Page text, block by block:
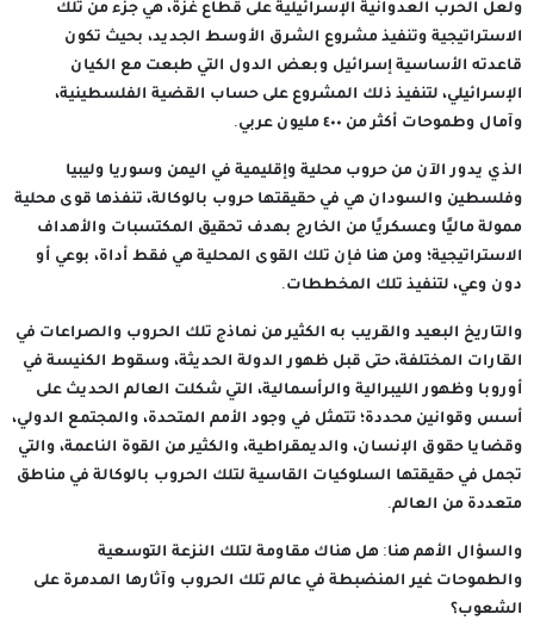
ولعل الحرب العدوانية الإسرائيلية على قطاع غزة، هي جزء من تلك
الاستراتيجية وتنفيذ مشروع الشرق الأوسط الجديد، بحيث تكون
قاعدته الأساسية إسرائيل وبعض الدول التي طبعت مع الكيان
الإسرائيلي، لتنفيذ ذلك المشروع على حساب القضية الفلسطينية،
وآمال وطموحات أكثر من ٤٠٠ مليون عربي.
الذي يدور الآن من حروب محلية وإقليمية في اليمن وسوريا وليبيا
وفلسطين والسودان هي في حقيقتها حروب بالوكالة، تنفذها قوى محلية
ممولة ماليًا وعسكريًا من الخارج بهدف تحقيق المكتسبات والأهداف
الاستراتيجية؛ ومن هنا فإن تلك القوى المحلية هي فقط أداة، بوعي أو
دون وعي، لتنفيذ تلك المخططات.
والتاريخ البعيد والقريب به الكثير من نماذج تلك الحروب والصراعات في
القارات المختلفة، حتى قبل ظهور الدولة الحديثة، وسقوط الكنيسة في
أوروبا وظهور الليبرالية والرأسمالية، التي شكلت العالم الحديث على
أسس وقوانين محددة؛ تتمثل في وجود الأمم المتحدة، والمجتمع الدولي،
وقضايا حقوق الإنسان، والديمقراطية، والكثير من القوة الناعمة، والتي
تجمل في حقيقتها السلوكيات القاسية لتلك الحروب بالوكالة في مناطق
متعددة من العالم.
والسؤال الأهم هنا: هل هناك مقاومة لتلك النزعة التوسعية
والطموحات غير المنضبطة في عالم تلك الحروب وآثارها المدمرة على
الشعوب؟